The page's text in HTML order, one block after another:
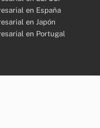
en España
en Japón
en Portugal